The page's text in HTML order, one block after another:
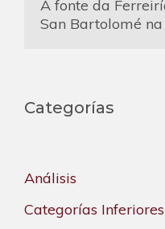
A fonte da
San Bartolomé
Categorías
Análisis
Categorías Inferiores